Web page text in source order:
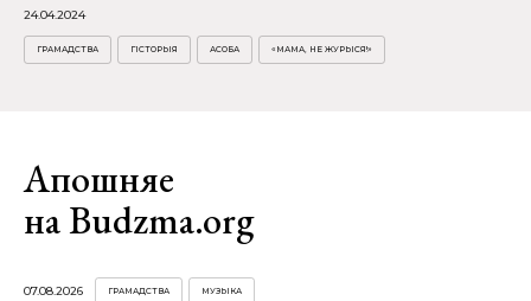
24.04.2024
ГРАМАДСТВА ГІСТОРЫЯ АСОБА «МАМА, НЕ ЖУРЫСЯ!»
Апошняе
на Budzma.org
07.08.2026 ГРАМАДСТВА МУЗЫКА